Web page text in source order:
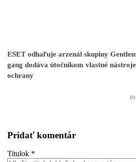
ESET odhaľuje arzenál skupiny
gang dodáva útočníkom vlastné
ochrany
Pridať komentár
Titulok *